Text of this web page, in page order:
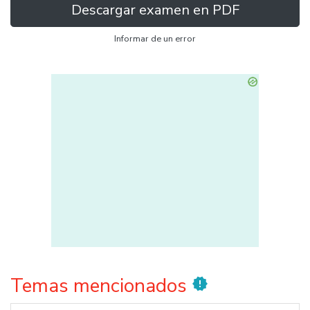
Descargar examen en PDF
Informar de un error
Temas mencionados new_releases